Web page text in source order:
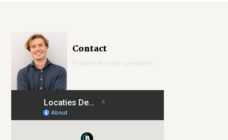
Contact
Praat met onze specialist!